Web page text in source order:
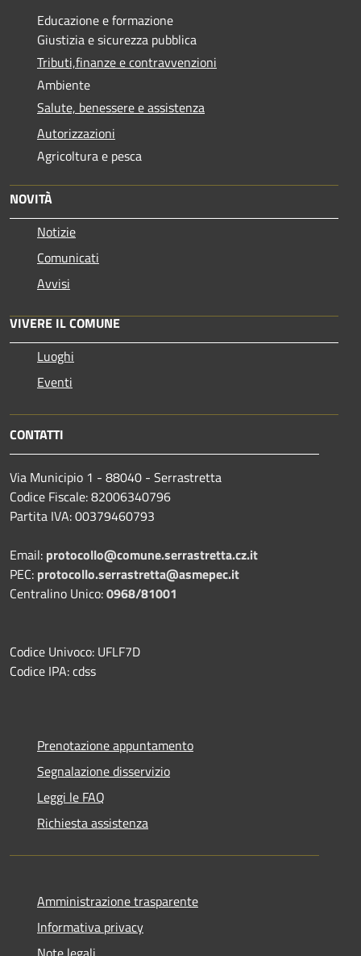
Educazione e formazione
Giustizia e sicurezza pubblica
Tributi,finanze e contravvenzioni
Ambiente
Salute, benessere e assistenza
Autorizzazioni
Agricoltura e pesca
NOVITÀ
Notizie
Comunicati
Avvisi
VIVERE IL COMUNE
Luoghi
Eventi
CONTATTI
Via Municipio 1 - 88040 - Serrastretta
Codice Fiscale: 82006340796
Partita IVA: 00379460793
Email: protocollo@comune.serrastretta.cz.it
PEC: protocollo.serrastretta@asmepec.it
Centralino Unico:0968/81001
Codice Univoco: UFLF7D
Codice IPA: cdss
Prenotazione appuntamento
Segnalazione disservizio
Leggi le FAQ
Richiesta assistenza
Amministrazione trasparente
Informativa privacy